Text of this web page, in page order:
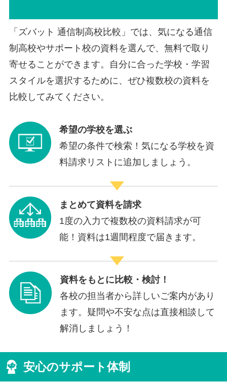
「ズバット 通信制高校比較」では、気になる通信
制高校やサポート校の資料を選んで、無料で取り
寄せることができます。自分に合った学校・学習
スタイルを選択するために、ぜひ複数校の資料を
比較してみてください。
希望の学校を選ぶ
希望の条件で検索！気になる学校を資
料請求リストに追加しましょう。
まとめて資料を請求
1度の入力で複数校の資料請求が可
能！資料は1週間程度で届きます。
資料をもとに比較・検討！
各校の担当者から詳しいご案内があり
ます。疑問や不安な点は直接相談して
解消しましょう！
安心のサポート体制